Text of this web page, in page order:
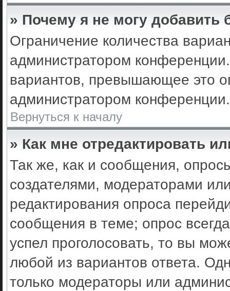
» Почему я не могу добавить
Ограничение количества
администратором
вариантов, превышающее это
администратором конференции.
Вернуться к началу
» Как мне отредактировать
Так же, как и сообщения,
создателями, модераторами
редактирования опроса
сообщения в теме; опрос
успел проголосовать, то вы
любой из вариантов ответа.
только модераторы или